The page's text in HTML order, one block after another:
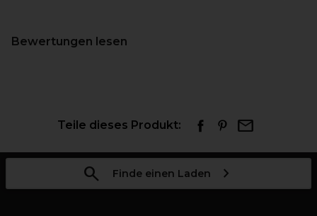
Bewertungen lesen
Teile dieses Produkt:
Finde einen Laden